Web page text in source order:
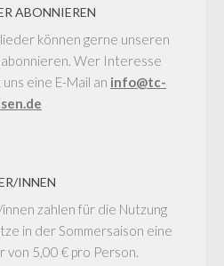
ABONNIEREN
können gerne unseren
Wer Interesse
eine E-Mail an info@tc-
INNEN
zahlen für die Nutzung
in der Sommersaison eine
von 5,00 € pro Person.